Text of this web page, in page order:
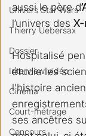
Univers Star Wars
Thierry Uebersax
Dossier
Interview vidéo
Cinéma
Court-métrage
Concours
aussi le père d
l’univers des
Hospitalisé
étudie les
l'histoire
ses ancêtres